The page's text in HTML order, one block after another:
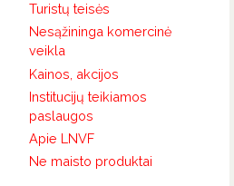
Turistų teisės
Nesąžininga komercinė
veikla
Kainos, akcijos
Institucijų teikiamos
paslaugos
Apie LNVF
Ne maisto produktai